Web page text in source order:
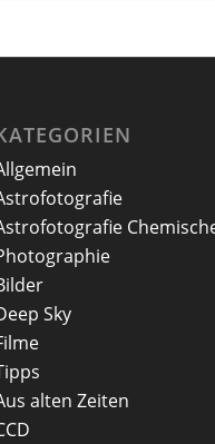
Sky
alten Zeiten